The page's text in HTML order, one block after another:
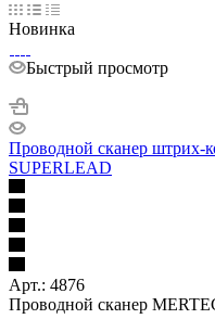
Новинка
Быстрый просмотр
Проводной сканер штрих-
SUPERLEAD
Арт.: 4876
Проводной сканер